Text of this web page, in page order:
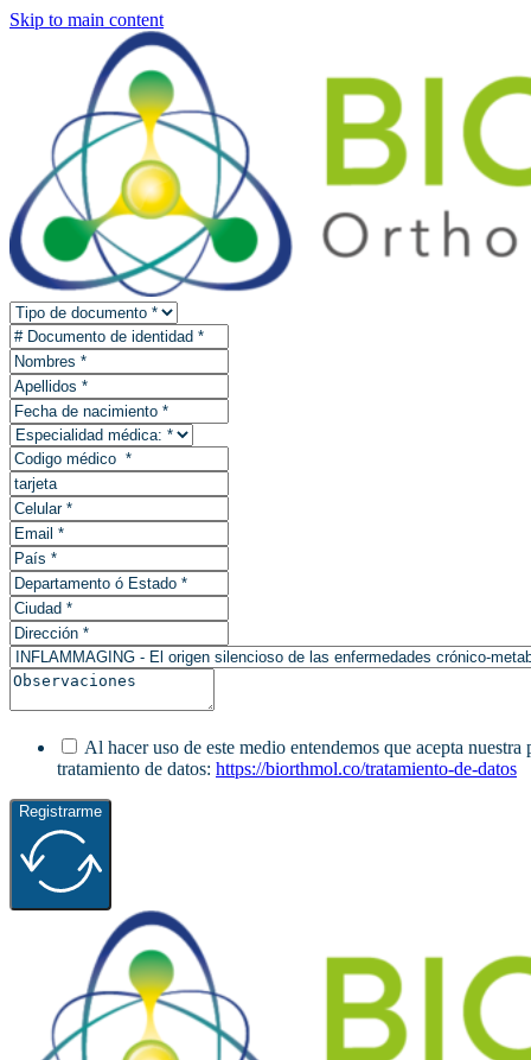
Skip to main content
Al hacer uso de este medio entendemos que acepta
tratamiento de datos: https://biorthmol.co/tratamiento-de-datos
Registrarme